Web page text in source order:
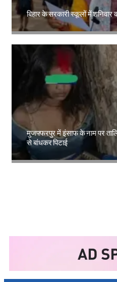
बिहार के सरकारी स्कूलों में
Amit Lekh
मुजफ्फरपुर में इंसाफ के नाम पर
से बांधकर पिटाई
Amit Lekh